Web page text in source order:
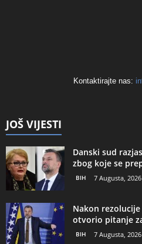
Kontaktirajte nas:
JOŠ VIJESTI
Danski sud
zbog koje se
BIH 7 Augusta, 2026
Nakon
otvorio pitanje
BIH 7 Augusta, 2026